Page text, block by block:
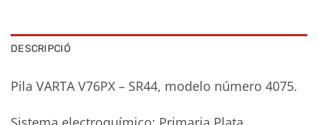
DESCRIPCIÓ
Pila VARTA V76PX – SR44, modelo número 4075.